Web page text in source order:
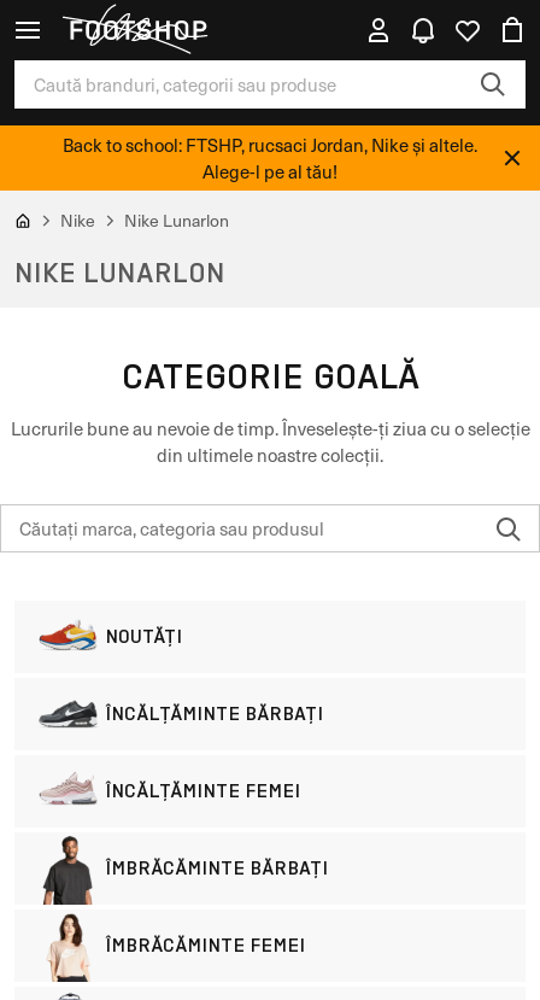
Back to school: FTSHP, rucsaci Jordan, Nike și altele.
Alege-l pe al tău!
Nike Nike Lunarlon
NIKE LUNARLON
CATEGORIE GOALĂ
Lucrurile bune au nevoie de timp. Înveselește-ți ziua cu o selecție
din ultimele noastre colecții.
NOUTĂȚI
ÎNCĂLȚĂMINTE BĂRBAȚI
ÎNCĂLȚĂMINTE FEMEI
ÎMBRĂCĂMINTE BĂRBAȚI
ÎMBRĂCĂMINTE FEMEI